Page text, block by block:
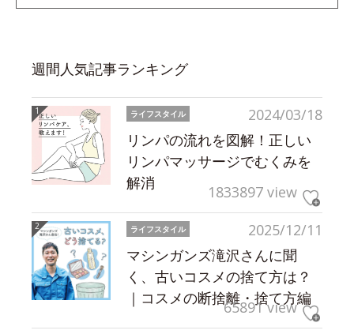
週間人気記事ランキング
2024/03/18
ライフスタイル
リンパの流れを図解！正しい
リンパマッサージでむくみを
解消
1833897 view
2025/12/11
ライフスタイル
マシンガンズ滝沢さんに聞
く、古いコスメの捨て方は？
｜コスメの断捨離・捨て方編
65891 view